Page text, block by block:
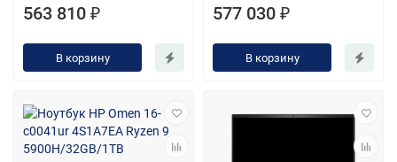
Light
563 810 ₽
В корзину
Light
577 030 ₽
В корзину